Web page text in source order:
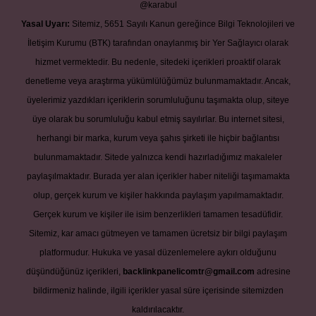
@karabul
Yasal Uyarı: Sitemiz, 5651 Sayılı Kanun gereğince Bilgi Teknolojileri ve
İletişim Kurumu (BTK) tarafından onaylanmış bir Yer Sağlayıcı olarak
hizmet vermektedir. Bu nedenle, sitedeki içerikleri proaktif olarak
denetleme veya araştırma yükümlülüğümüz bulunmamaktadır. Ancak,
üyelerimiz yazdıkları içeriklerin sorumluluğunu taşımakta olup, siteye
üye olarak bu sorumluluğu kabul etmiş sayılırlar. Bu internet sitesi,
herhangi bir marka, kurum veya şahıs şirketi ile hiçbir bağlantısı
bulunmamaktadır. Sitede yalnızca kendi hazırladığımız makaleler
paylaşılmaktadır. Burada yer alan içerikler haber niteliği taşımamakta
olup, gerçek kurum ve kişiler hakkında paylaşım yapılmamaktadır.
Gerçek kurum ve kişiler ile isim benzerlikleri tamamen tesadüfidir.
Sitemiz, kar amacı gütmeyen ve tamamen ücretsiz bir bilgi paylaşım
platformudur. Hukuka ve yasal düzenlemelere aykırı olduğunu
düşündüğünüz içerikleri, backlinkpanelicomtr@gmail.com adresine
bildirmeniz halinde, ilgili içerikler yasal süre içerisinde sitemizden
kaldırılacaktır.